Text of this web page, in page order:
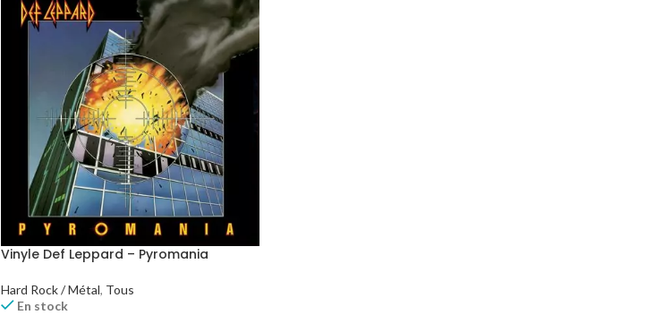
Vinyle Def Leppard – Pyromania
Hard Rock / Métal, Tous
En stock